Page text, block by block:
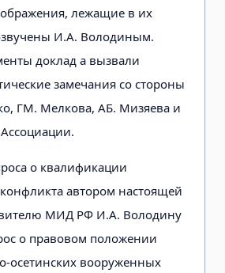
лежащие в их
И.А. Володиным.
доклад а вызвали
замечания со стороны
ГМ. Мелкова, АБ. Мизяева и
о квалификации
автором настоящей
МИД РФ И.А. Володину
о правовом положении
осетинских вооруженных